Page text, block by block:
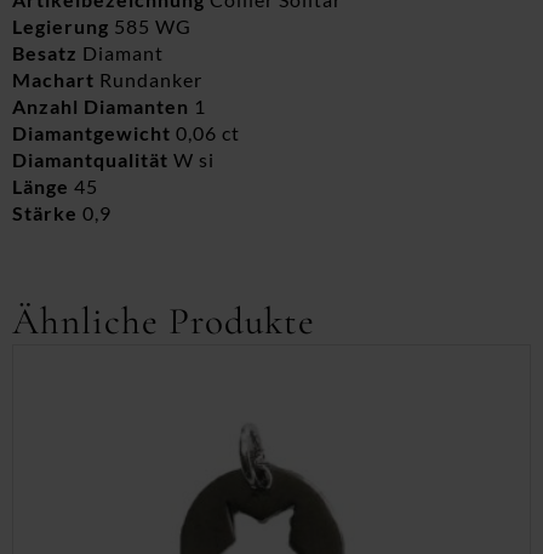
Legierung 585 WG
Besatz Diamant
Machart Rundanker
Anzahl Diamanten 1
Diamantgewicht 0,06 ct
Diamantqualität W si
Länge 45
Stärke 0,9
Ähnliche Produkte